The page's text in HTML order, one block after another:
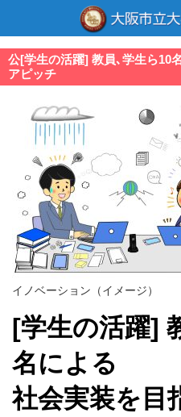
公[学生の活躍] 教員､学生ら10
アピッチ
イノベーション（イメージ）
[学生の活躍]
名による
社会実装を目